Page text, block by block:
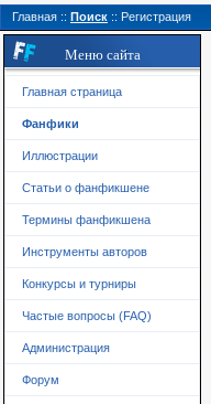
Главная :: Поиск :: Регистрация
Меню сайта
Главная страница
Фанфики
Иллюстрации
Статьи о фанфикшене
Термины фанфикшена
Инструменты авторов
Конкурсы и турниры
Частые вопросы (FAQ)
Администрация
Форум